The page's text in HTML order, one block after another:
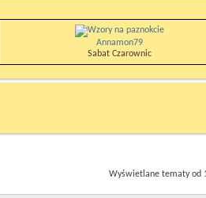
Annamon79
Sabat Czarownic
Wyświetlane tematy od